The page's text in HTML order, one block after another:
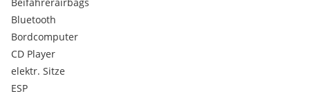
Hausbank finanzieren.
BESICHTIGUNG nach rechtzeitiger telefonischer
Terminvereinbarung !
_____________________________________________________________________
___________
Zwischenverkauf und Irrtümer vorbehalten. Die
Bluetooth
Bordcomputer
CD Player
elektr. Sitze
ESP